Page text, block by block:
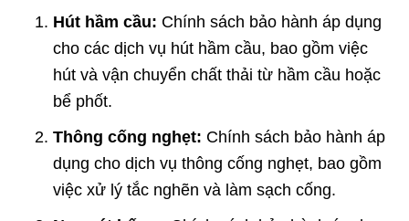
Hút hầm cầu: Chính sách bảo hành áp dụng
cho các dịch vụ hút hầm cầu, bao gồm việc
hút và vận chuyển chất thải từ hầm cầu hoặc
bể phốt.
Thông cống nghẹt: Chính sách bảo hành áp
dụng cho dịch vụ thông cống nghẹt, bao gồm
việc xử lý tắc nghẽn và làm sạch cống.